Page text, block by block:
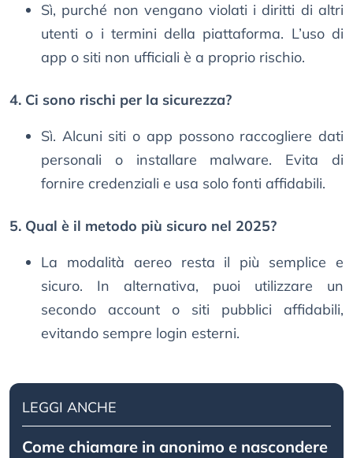
Sì, purché non vengano violati i diritti di altri
utenti o i termini della piattaforma. L’uso di
app o siti non ufficiali è a proprio rischio.
4. Ci sono rischi per la sicurezza?
Sì. Alcuni siti o app possono raccogliere dati
personali o installare malware. Evita di
fornire credenziali e usa solo fonti affidabili.
5. Qual è il metodo più sicuro nel 2025?
La modalità aereo resta il più semplice e
sicuro. In alternativa, puoi utilizzare un
secondo account o siti pubblici affidabili,
evitando sempre login esterni.
LEGGI ANCHE
Come chiamare in anonimo e nascondere